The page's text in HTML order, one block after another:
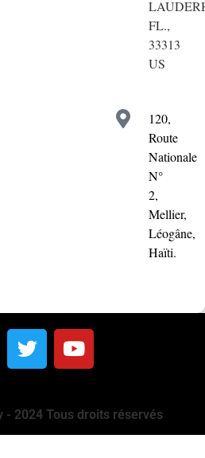
FL.,
33313
US
120,
Route
Nationale
N°
2,
Mellier,
Léogâne,
Haïti.
- 2024 Tous droits réservés